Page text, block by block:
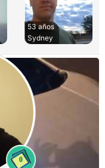
53 años
Sydney
0